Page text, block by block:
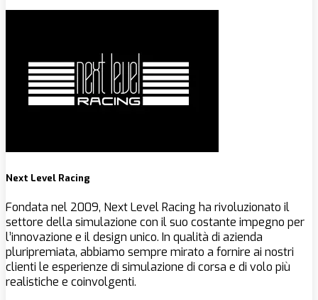
Next Level Racing
Fondata nel 2009, Next Level Racing ha rivoluzionato il
settore della simulazione con il suo costante impegno per
l’innovazione e il design unico. In qualità di azienda
pluripremiata, abbiamo sempre mirato a fornire ai nostri
clienti le esperienze di simulazione di corsa e di volo più
realistiche e coinvolgenti.